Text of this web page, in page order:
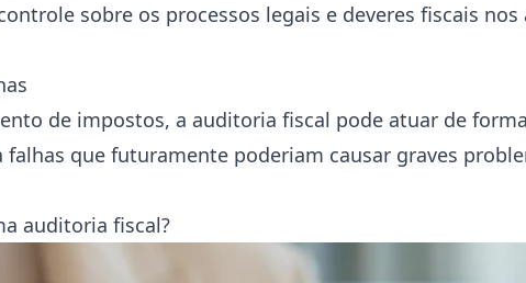
sobre os processos legais e deveres fiscais
de impostos, a auditoria fiscal pode atuar de
que futuramente poderiam causar graves
auditoria fiscal?